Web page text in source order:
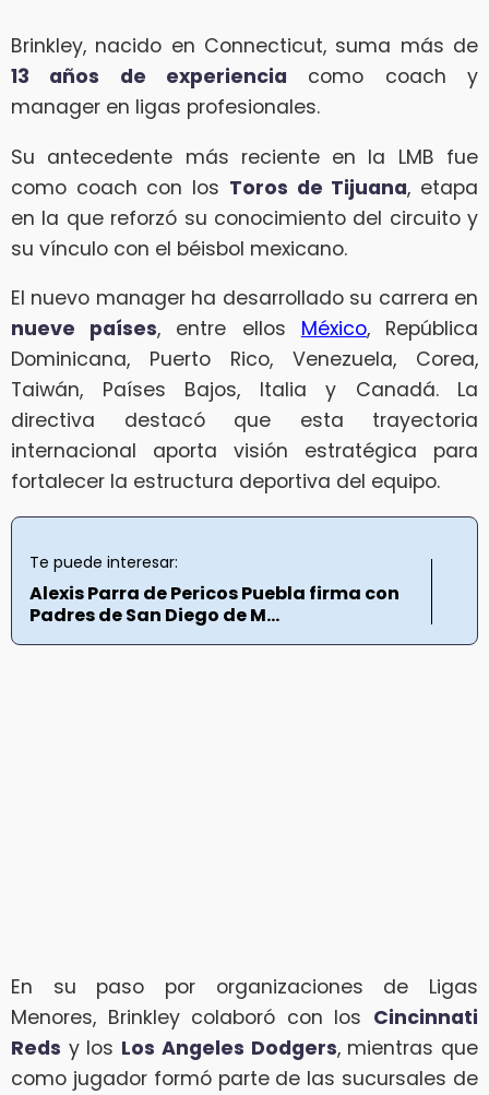
Brinkley, nacido en Connecticut, suma más de
13 años de experiencia como coach y
manager en ligas profesionales.
Su antecedente más reciente en la LMB fue
como coach con los Toros de Tijuana, etapa
en la que reforzó su conocimiento del circuito y
su vínculo con el béisbol mexicano.
El nuevo manager ha desarrollado su carrera en
nueve países, entre ellos México, República
Dominicana, Puerto Rico, Venezuela, Corea,
Taiwán, Países Bajos, Italia y Canadá. La
directiva destacó que esta trayectoria
internacional aporta visión estratégica para
fortalecer la estructura deportiva del equipo.
Te puede interesar:
Alexis Parra de Pericos Puebla firma con
Padres de San Diego de M...
En su paso por organizaciones de Ligas
Menores, Brinkley colaboró con los Cincinnati
Reds y los Los Angeles Dodgers, mientras que
como jugador formó parte de las sucursales de